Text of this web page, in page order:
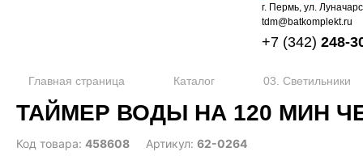
г. Пермь, ул.
tdm@batkomplekt.ru
+7 (342) 248-
Главная страница Каталог 03. Светильники
ТАЙМЕР ВОДЫ НА 120 МИН
Код товара: 458608 Артикул: 62-0264